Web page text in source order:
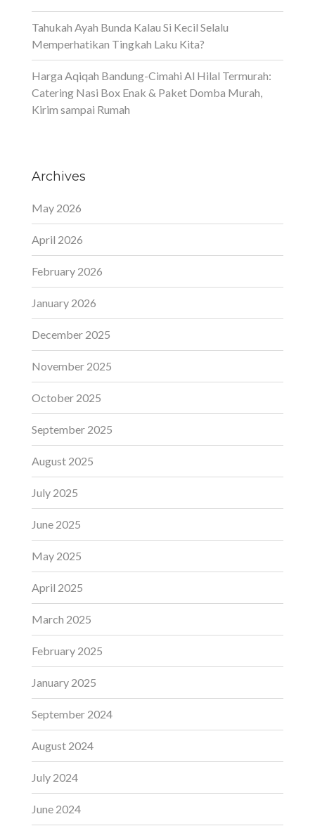
Tahukah Ayah Bunda Kalau Si Kecil Selalu
Memperhatikan Tingkah Laku Kita?
Harga Aqiqah Bandung-Cimahi Al Hilal Termurah:
Catering Nasi Box Enak & Paket Domba Murah,
Kirim sampai Rumah
Archives
May 2026
April 2026
February 2026
January 2026
December 2025
November 2025
October 2025
September 2025
August 2025
July 2025
June 2025
May 2025
April 2025
March 2025
February 2025
January 2025
September 2024
August 2024
July 2024
June 2024